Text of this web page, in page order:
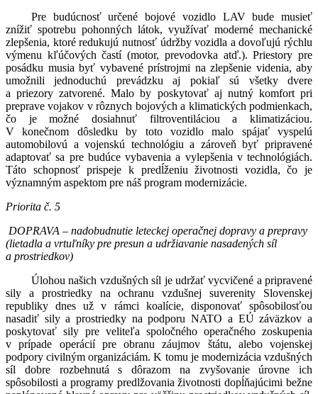
Pre budúcnosť určené bojové vozidlo LAV bude musieť
znížiť spotrebu pohonných látok, využívať moderné mechanické
zlepšenia, ktoré redukujú nutnosť údržby vozidla a dovoľujú rýchlu
výmenu kľúčových častí (motor, prevodovka atď.). Priestory pre
posádku musia byť vybavené prístrojmi na zlepšenie videnia, aby
umožnili jednoduchú prevádzku aj pokiaľ sú všetky dvere
a priezory zatvorené. Malo by poskytovať aj nutný komfort pri
preprave vojakov v rôznych bojových a klimatických podmienkach,
čo je možné dosiahnuť filtroventiláciou a klimatizáciou.
V konečnom dôsledku by toto vozidlo malo spájať vyspelú
automobilovú a vojenskú technológiu a zároveň byť pripravené
adaptovať sa pre budúce vybavenia a vylepšenia v technológiách.
Táto schopnosť prispeje k predĺženiu životnosti vozidla, čo je
významným aspektom pre náš program modernizácie.
Priorita č. 5
DOPRAVA – nadobudnutie leteckej operačnej dopravy a prepravy
(lietadla a vrtuľníky pre presun a udržiavanie nasadených síl
a prostriedkov)
Úlohou našich vzdušných síl je udržať vycvičené a pripravené
sily a prostriedky na ochranu vzdušnej suverenity Slovenskej
republiky dnes už v rámci koalície, disponovať spôsobilosťou
nasadiť sily a prostriedky na podporu NATO a EÚ záväzkov a
poskytovať sily pre veliteľa spoločného operačného zoskupenia
v prípade operácií pre obranu záujmov štátu, alebo vojenskej
podpory civilným organizáciám. K tomu je modernizácia vzdušných
síl dobre rozbehnutá s dôrazom na zvyšovanie úrovne ich
spôsobilosti a programy predlžovania životnosti dopĺňajúcimi bežne